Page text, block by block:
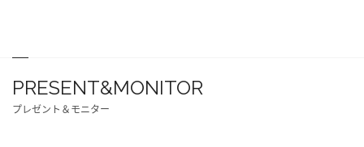
PRESENT&MONITOR
プレゼント＆モニター